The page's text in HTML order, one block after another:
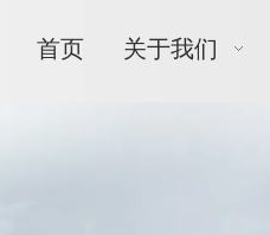
首页 关于我们